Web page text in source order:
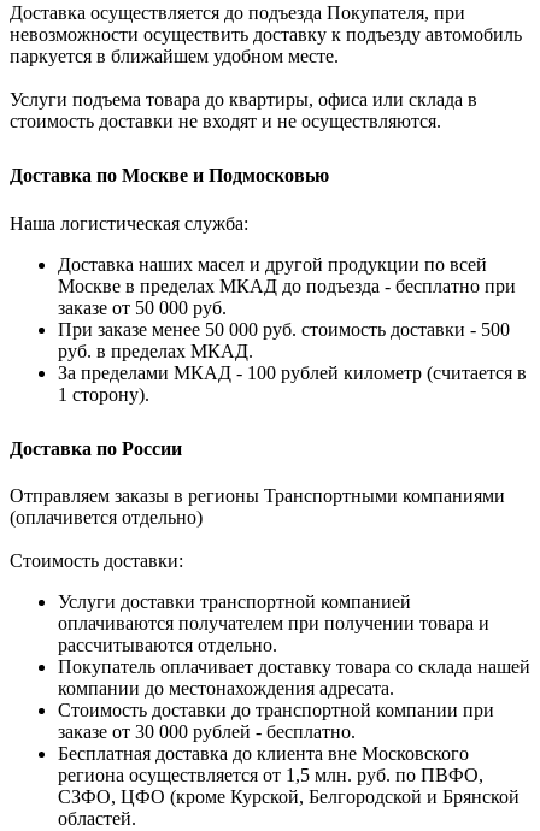
Доставка осуществляется до подъезда Покупателя, при
невозможности осуществить доставку к подъезду автомобиль
паркуется в ближайшем удобном месте.
Услуги подъема товара до квартиры, офиса или склада в
стоимость доставки не входят и не осуществляются.
Доставка по Москве и Подмосковью
Наша логистическая служба:
Доставка наших масел и другой продукции по всей
Москве в пределах МКАД до подъезда - бесплатно при
заказе от 50 000 руб.
При заказе менее 50 000 руб. стоимость доставки - 500
руб. в пределах МКАД.
За пределами МКАД - 100 рублей километр (считается в
1 сторону).
Доставка по России
Отправляем заказы в регионы Транспортными компаниями
(оплачивется отдельно)
Стоимость доставки:
Услуги доставки транспортной компанией
оплачиваются получателем при получении товара и
рассчитываются отдельно.
Покупатель оплачивает доставку товара со склада нашей
компании до местонахождения адресата.
Стоимость доставки до транспортной компании при
заказе от 30 000 рублей - бесплатно.
Бесплатная доставка до клиента вне Московского
региона осуществляется от 1,5 млн. руб. по ПВФО,
СЗФО, ЦФО (кроме Курской, Белгородской и Брянской
областей.